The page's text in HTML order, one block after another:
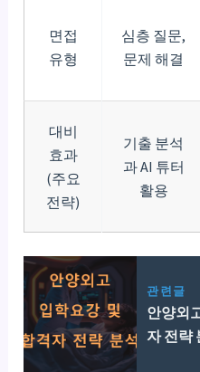
면접
유형
심층 질문,
문제 해결
대비
효과
(주요
전략)
기출 분석
과 AI 튜터
활용
관련글
안양외
자 전략